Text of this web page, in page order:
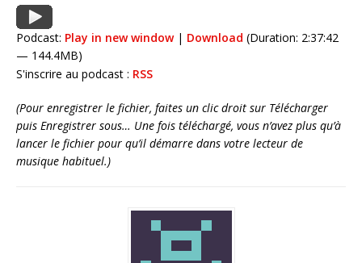
Podcast: Play in new window| Download (Duration: 2:37:42
— 144.4MB)
S'inscrire au podcast : RSS
(Pour enregistrer le fichier, faites un clic droit sur Télécharger
puis Enregistrer sous… Une fois téléchargé, vous n’avez plus qu’à
lancer le fichier pour qu’il démarre dans votre lecteur de
musique habituel.)